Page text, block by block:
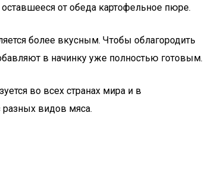
от обеда картофельное пюре.
более вкусным. Чтобы облагородить
в начинку уже полностью готовым.
во всех странах мира и в
разных видов мяса.